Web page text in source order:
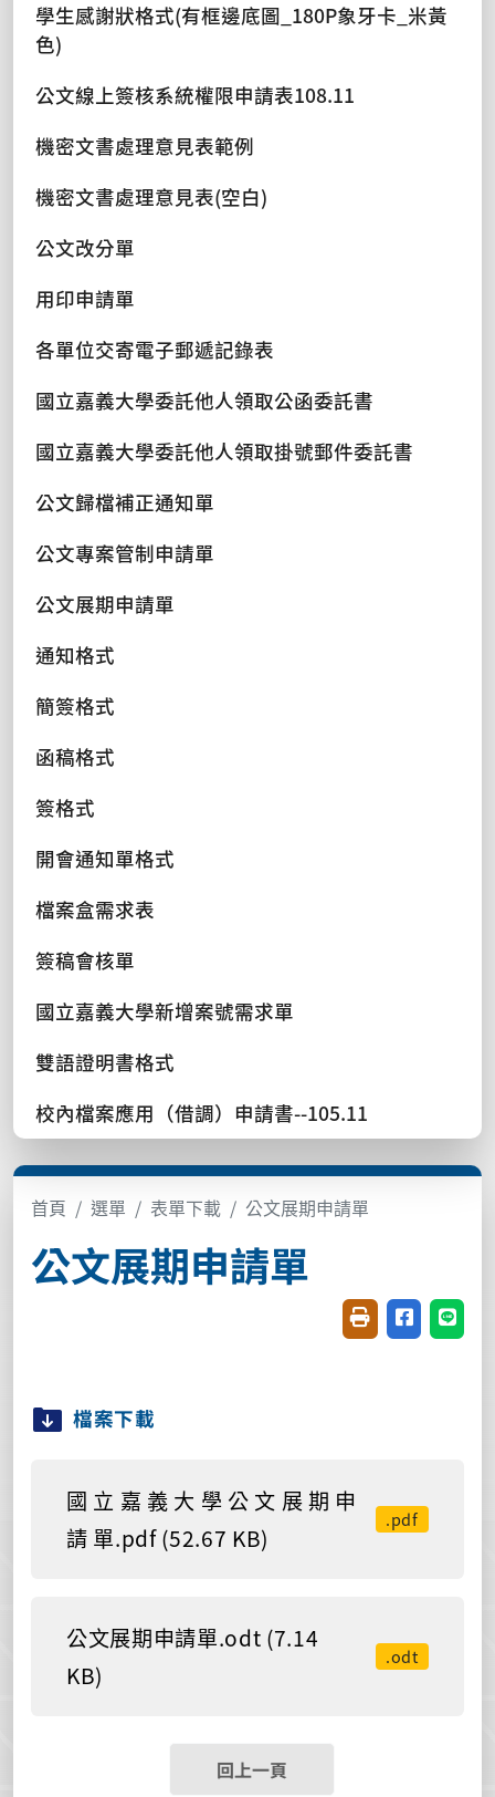
學生感謝狀格式(有框邊底圖_180P象牙卡_米黃
色)
公文線上簽核系統權限申請表108.11
機密文書處理意見表範例
機密文書處理意見表(空白)
公文改分單
用印申請單
各單位交寄電子郵遞記錄表
國立嘉義大學委託他人領取公函委託書
國立嘉義大學委託他人領取掛號郵件委託書
公文歸檔補正通知單
公文專案管制申請單
公文展期申請單
通知格式
簡簽格式
函稿格式
簽格式
開會通知單格式
檔案盒需求表
簽稿會核單
國立嘉義大學新增案號需求單
雙語證明書格式
校內檔案應用（借調）申請書--105.11
首頁 選單 表單下載 公文展期申請單
公文展期申請單
友善列印(開新視
分享至臉書
分享
檔案下載
國 立 嘉 義 大 學 公 文 展 期 申
請 單.pdf (52.67 KB)
.pdf
公文展期申請單.odt (7.14
KB)
.odt
回上一頁